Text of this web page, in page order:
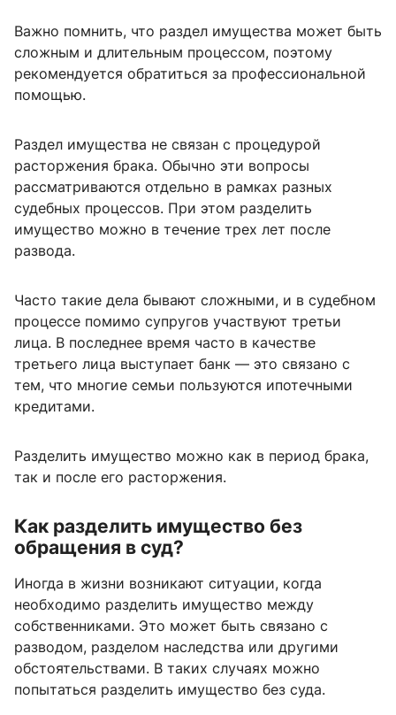
Важно помнить, что раздел имущества может быть
сложным и длительным процессом, поэтому
рекомендуется обратиться за профессиональной
помощью.
Раздел имущества не связан с процедурой
расторжения брака. Обычно эти вопросы
рассматриваются отдельно в рамках разных
судебных процессов. При этом разделить
имущество можно в течение трех лет после
развода.
Часто такие дела бывают сложными, и в судебном
процессе помимо супругов участвуют третьи
лица. В последнее время часто в качестве
третьего лица выступает банк — это связано с
тем, что многие семьи пользуются ипотечными
кредитами.
Разделить имущество можно как в период брака,
так и после его расторжения.
Как разделить имущество без
обращения в суд?
Иногда в жизни возникают ситуации, когда
необходимо разделить имущество между
собственниками. Это может быть связано с
разводом, разделом наследства или другими
обстоятельствами. В таких случаях можно
попытаться разделить имущество без суда.